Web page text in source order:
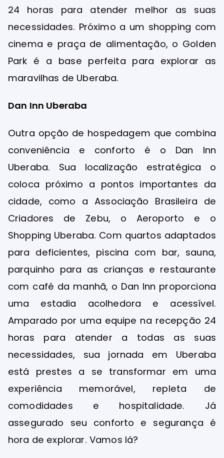
24 horas para atender melhor as suas
necessidades. Próximo a um shopping com
cinema e praça de alimentação, o Golden
Park é a base perfeita para explorar as
maravilhas de Uberaba.
Dan Inn Uberaba
Outra opção de hospedagem que combina
conveniência e conforto é o Dan Inn
Uberaba. Sua localização estratégica o
coloca próximo a pontos importantes da
cidade, como a Associação Brasileira de
Criadores de Zebu, o Aeroporto e o
Shopping Uberaba. Com quartos adaptados
para deficientes, piscina com bar, sauna,
parquinho para as crianças e restaurante
com café da manhã, o Dan Inn proporciona
uma estadia acolhedora e acessível.
Amparado por uma equipe na recepção 24
horas para atender a todas as suas
necessidades, sua jornada em Uberaba
está prestes a se transformar em uma
experiência memorável, repleta de
comodidades e hospitalidade. Já
assegurado seu conforto e segurança é
hora de explorar. Vamos lá?